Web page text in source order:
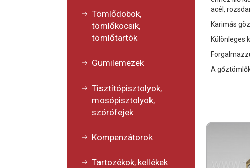
Tömlődobok,
tömlőkocsik,
tömlőtartók
Gumilemezek
Tisztítópisztolyok,
mosópisztolyok,
szórófejek
Kompenzátorok
Tartozékok, kellékek
acél,
Karimás
Különleges
A